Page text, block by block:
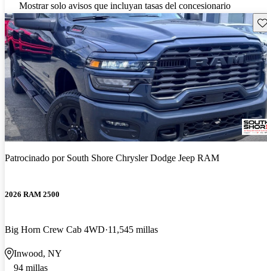
Mostrar solo avisos que incluyan tasas del concesionario
Patrocinado por South Shore Chrysler Dodge Jeep RAM
2026 RAM 2500
Big Horn Crew Cab 4WD 11,545 millas
Inwood, NY
94 millas